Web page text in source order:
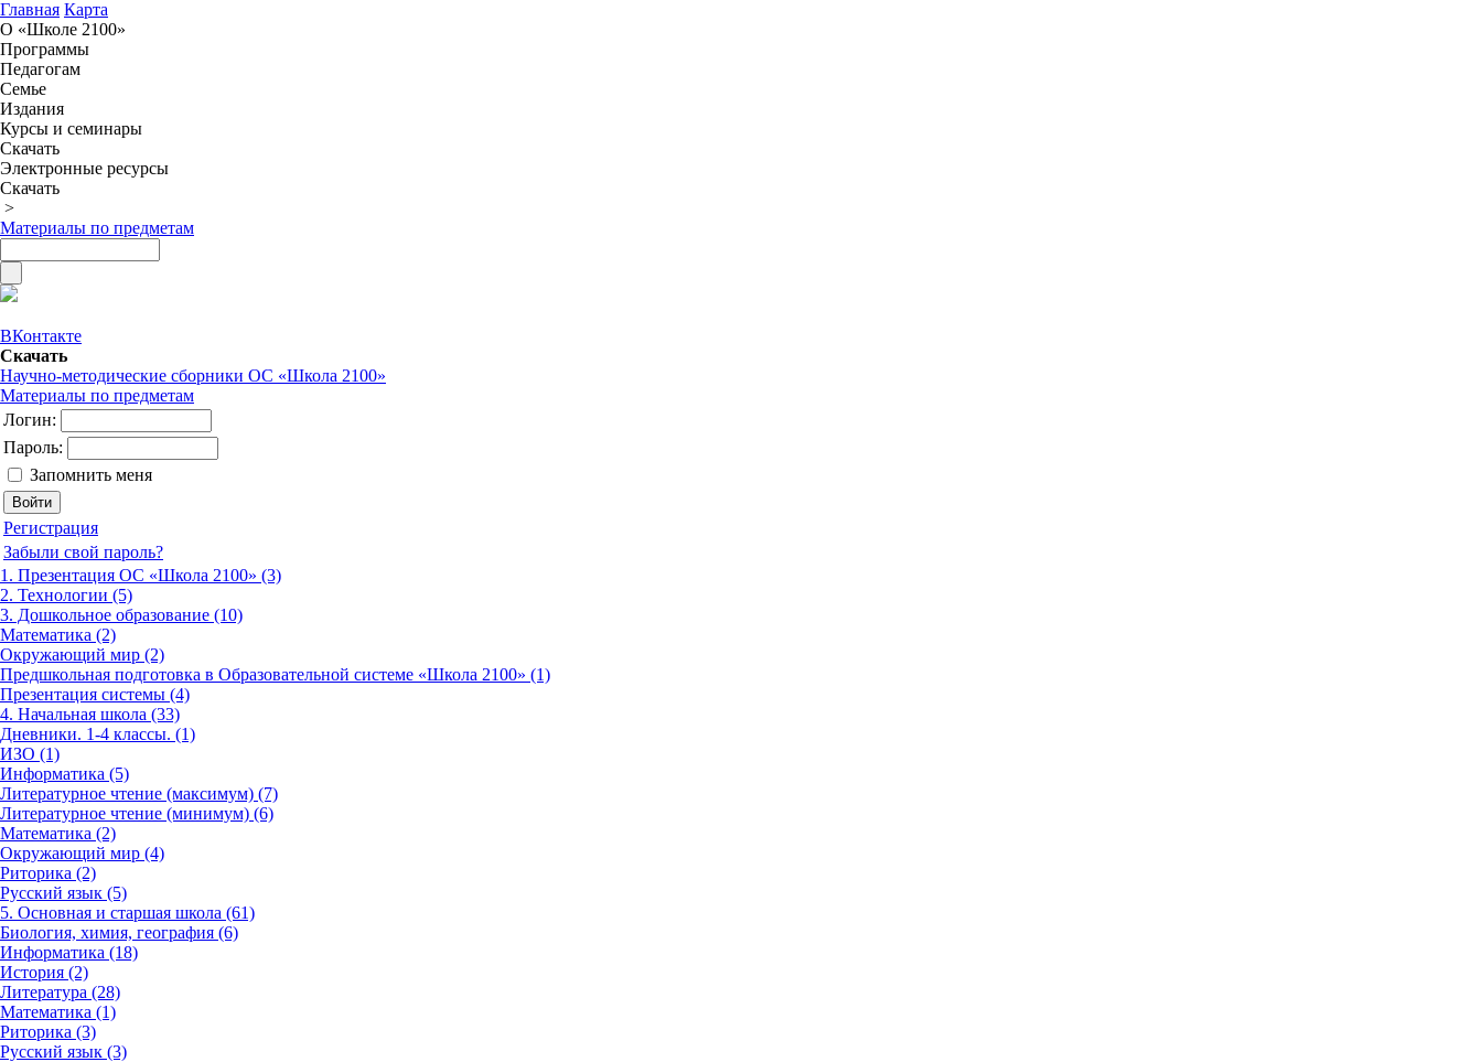
Главная Карта
О «Школе 2100»
Программы
Педагогам
Семье
Издания
Курсы и семинары
Скачать
Электронные ресурсы
Скачать
>
Материалы по предметам
ВКонтакте
Скачать
Научно-методические сборники ОС «Школа 2100»
Материалы по предметам
Логин:
Пароль:
Запомнить меня
Регистрация
Забыли свой пароль?
1. Презентация ОС «Школа 2100» (3)
2. Технологии (5)
3. Дошкольное образование (10)
Математика (2)
Окружающий мир (2)
Предшкольная подготовка в Образовательной системе «Школа 2100» (1)
Презентация системы (4)
4. Начальная школа (33)
Дневники. 1-4 классы. (1)
ИЗО (1)
Информатика (5)
Литературное чтение (максимум) (7)
Литературное чтение (минимум) (6)
Математика (2)
Окружающий мир (4)
Риторика (2)
Русский язык (5)
5. Основная и старшая школа (61)
Биология, химия, география (6)
Информатика (18)
История (2)
Литература (28)
Математика (1)
Риторика (3)
Русский язык (3)